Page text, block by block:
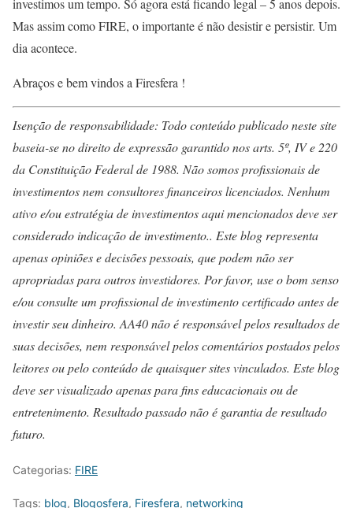
investimos um tempo. Só agora está ficando legal – 5 anos depois.
Mas assim como FIRE, o importante é não desistir e persistir. Um
dia acontece.
Abraços e bem vindos a Firesfera !
Isenção de responsabilidade: Todo conteúdo publicado neste site
baseia-se no direito de expressão garantido nos arts. 5º, IV e 220
da Constituição Federal de 1988. Não somos profissionais de
investimentos nem consultores financeiros licenciados. Nenhum
ativo e/ou estratégia de investimentos aqui mencionados deve ser
considerado indicação de investimento.. Este blog representa
apenas opiniões e decisões pessoais, que podem não ser
apropriadas para outros investidores. Por favor, use o bom senso
e/ou consulte um profissional de investimento certificado antes de
investir seu dinheiro. AA40 não é responsável pelos resultados de
suas decisões, nem responsável pelos comentários postados pelos
leitores ou pelo conteúdo de quaisquer sites vinculados. Este blog
deve ser visualizado apenas para fins educacionais ou de
entretenimento. Resultado passado não é garantia de resultado
futuro.
Categorias: FIRE
Tags: blog, Blogosfera, Firesfera, networking